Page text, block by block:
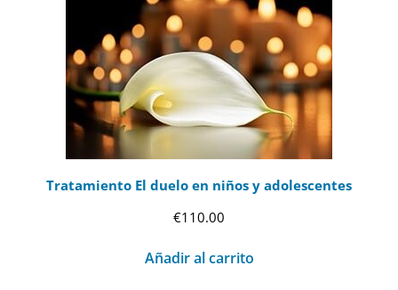
Tratamiento El duelo en niños y adolescentes
€110.00
Añadir al carrito